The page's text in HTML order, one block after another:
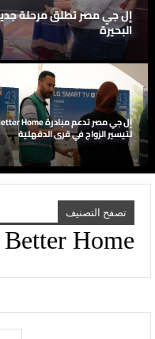
البحيرة
إل جي مصر تدعم مبادرة Better Home
لتيسير الزواج في قرى الدقهلية
تصفح التصنيف
Better Home